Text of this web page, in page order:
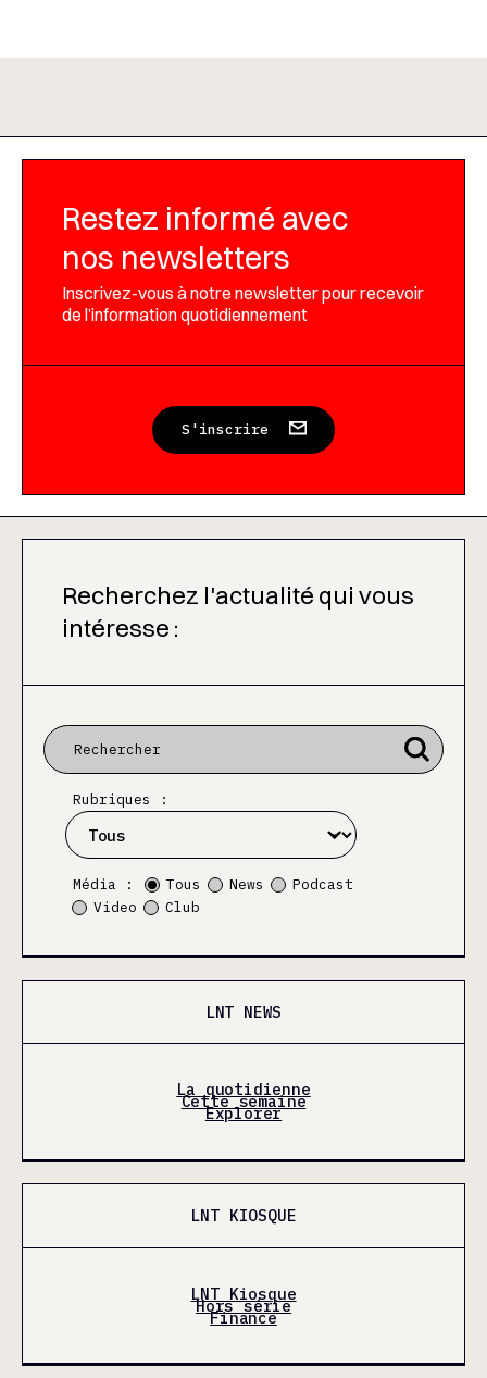
Restez informé avec
nos newsletters
Inscrivez-vous à notre newsletter pour recevoir
de l’information quotidiennement
S'inscrire
Recherchez l'actualité qui vous
intéresse :
Rubriques :
Média : Tous News
Podcast
Video
Club
LNT NEWS
La quotidienne
Cette semaine
Explorer
LNT KIOSQUE
LNT Kiosque
Hors série
Finance